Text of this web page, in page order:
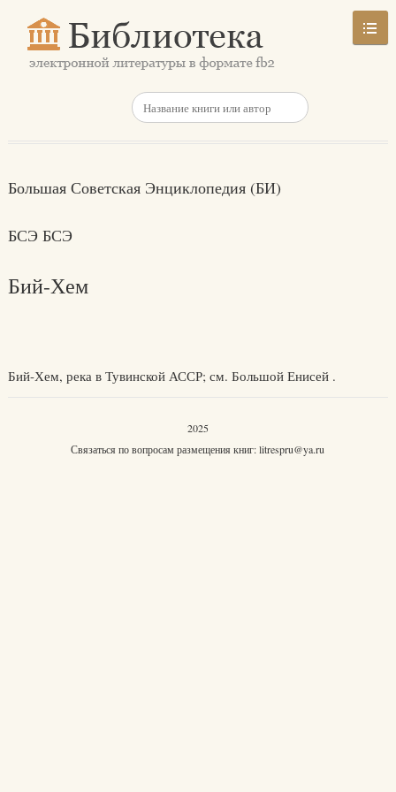
Большая Советская Энциклопедия (БИ)
БСЭ БСЭ
Бий-Хем
Бий-Хем, река в Тувинской АССР; см. Большой Енисей .
2025
Связаться по вопросам размещения книг:litrespru@ya.ru